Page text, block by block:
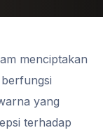
menciptakan
yang
terhadap